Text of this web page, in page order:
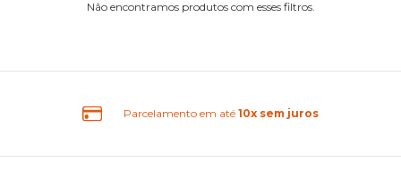
Não encontramos produtos com esses filtros.
em até10x sem juros